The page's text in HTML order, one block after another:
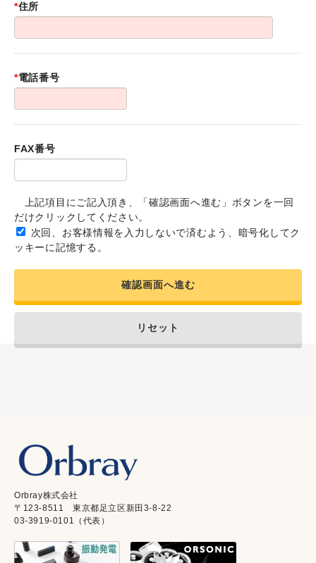
*住所
*電話番号
FAX番号
上記項目にご記入頂き、「確認画面へ進む」ボタンを一回
だけクリックしてください。
次回、お客様情報を入力しないで済むよう、暗号化してク
ッキーに記憶する。
確認画面へ進む
リセット
Orbray株式会社
〒123-8511 東京都足立区新田3-8-22
03-3919-0101（代表）